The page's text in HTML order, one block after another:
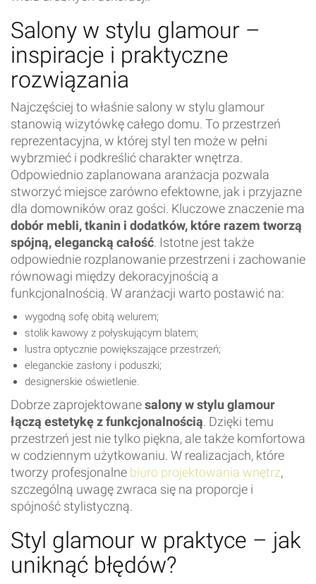
Salony w stylu glamour –
inspiracje i praktyczne
rozwiązania
Najczęściej to właśnie salony w stylu glamour
stanowią wizytówkę całego domu. To przestrzeń
reprezentacyjna, w której styl ten może w pełni
wybrzmieć i podkreślić charakter wnętrza.
Odpowiednio zaplanowana aranżacja pozwala
stworzyć miejsce zarówno efektowne, jak i przyjazne
dla domowników oraz gości. Kluczowe znaczenie ma
dobór mebli, tkanin i dodatków, które razem tworzą
spójną, elegancką całość. Istotne jest także
odpowiednie rozplanowanie przestrzeni i zachowanie
równowagi między dekoracyjnością a
funkcjonalnością. W aranżacji warto postawić na:
wygodną sofę obitą welurem;
stolik kawowy z połyskującym blatem;
lustra optycznie powiększające przestrzeń;
eleganckie zasłony i poduszki;
designerskie oświetlenie.
Dobrze zaprojektowanesalony w stylu glamour
łączą estetykę z funkcjonalnością. Dzięki temu
przestrzeń jest nie tylko piękna, ale także komfortowa
w codziennym użytkowaniu. W realizacjach, które
tworzy profesjonalne biuro projektowania wnętrz,
szczególną uwagę zwraca się na proporcje i
spójność stylistyczną.
Styl glamour w praktyce – jak
uniknąć błędów?